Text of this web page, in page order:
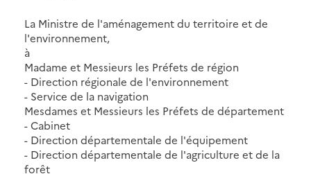
La Ministre de l'aménagement du territoire et de
l'environnement,
à
Madame et Messieurs les Préfets de région
- Direction régionale de l'environnement
- Service de la navigation
Mesdames et Messieurs les Préfets de département
- Cabinet
- Direction départementale de l'équipement
- Direction départementale de l'agriculture et de la
forêt